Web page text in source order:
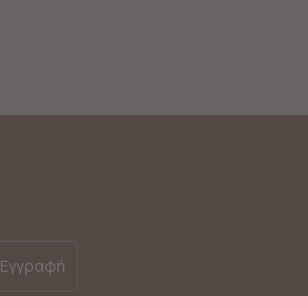
Εγγραφή